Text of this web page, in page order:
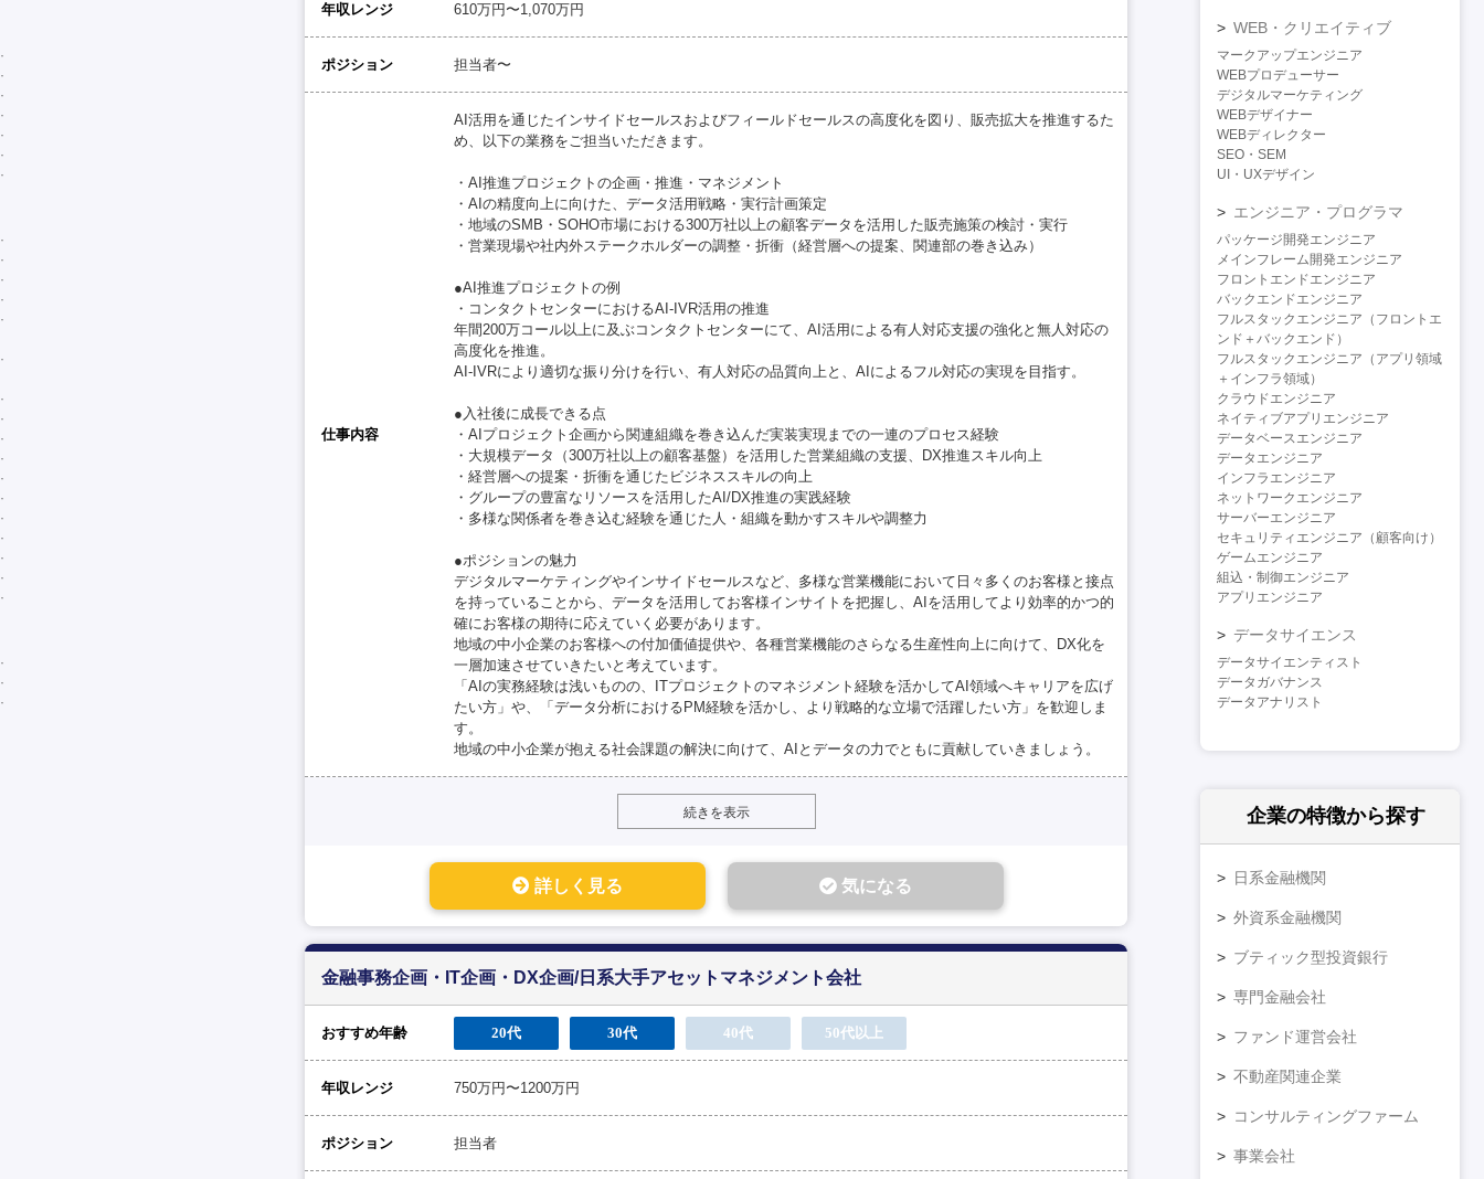
年収レンジ 610万円〜1,070万円
ポジション 担当者〜
仕事内容
AI活用を通じたインサイドセールスおよびフィールドセールスの高度化を図り、販売拡大を推進するた
め、以下の業務をご担当いただきます。
・AI推進プロジェクトの企画・推進・マネジメント
・AIの精度向上に向けた、データ活用戦略・実行計画策定
・地域のSMB・SOHO市場における300万社以上の顧客データを活用した販売施策の検討・実行
・営業現場や社内外ステークホルダーの調整・折衝（経営層への提案、関連部の巻き込み）
●AI推進プロジェクトの例
・コンタクトセンターにおけるAI-IVR活用の推進
年間200万コール以上に及ぶコンタクトセンターにて、AI活用による有人対応支援の強化と無人対応の
高度化を推進。
AI-IVRにより適切な振り分けを行い、有人対応の品質向上と、AIによるフル対応の実現を目指す。
●入社後に成長できる点
・AIプロジェクト企画から関連組織を巻き込んだ実装実現までの一連のプロセス経験
・大規模データ（300万社以上の顧客基盤）を活用した営業組織の支援、DX推進スキル向上
・経営層への提案・折衝を通じたビジネススキルの向上
・グループの豊富なリソースを活用したAI/DX推進の実践経験
・多様な関係者を巻き込む経験を通じた人・組織を動かすスキルや調整力
●ポジションの魅力
デジタルマーケティングやインサイドセールスなど、多様な営業機能において日々多くのお客様と接点
を持っていることから、データを活用してお客様インサイトを把握し、AIを活用してより効率的かつ的
確にお客様の期待に応えていく必要があります。
地域の中小企業のお客様への付加価値提供や、各種営業機能のさらなる生産性向上に向けて、DX化を
一層加速させていきたいと考えています。
「AIの実務経験は浅いものの、ITプロジェクトのマネジメント経験を活かしてAI領域へキャリアを広げ
たい方」や、「データ分析におけるPM経験を活かし、より戦略的な立場で活躍したい方」を歓迎しま
す。
地域の中小企業が抱える社会課題の解決に向けて、AIとデータの力でともに貢献していきましょう。
続きを表示
詳しく見る 気になる
金融事務企画・IT企画・DX企画/日系大手アセットマネジメント会社
おすすめ年齢 20代 30代 40代 50代以上
年収レンジ 750万円〜1200万円
ポジション 担当者
WEB・クリエイティブ
マークアップエンジニア
WEBプロデューサー
デジタルマーケティング
WEBデザイナー
WEBディレクター
SEO・SEM
UI・UXデザイン
エンジニア・プログラマ
パッケージ開発エンジニア
メインフレーム開発エンジニア
フロントエンドエンジニア
バックエンドエンジニア
フルスタックエンジニア（フロントエ
ンド＋バックエンド）
フルスタックエンジニア（アプリ領域
＋インフラ領域）
クラウドエンジニア
ネイティブアプリエンジニア
データベースエンジニア
データエンジニア
インフラエンジニア
ネットワークエンジニア
サーバーエンジニア
セキュリティエンジニア（顧客向け）
ゲームエンジニア
組込・制御エンジニア
アプリエンジニア
データサイエンス
データサイエンティスト
データガバナンス
データアナリスト
企業の特徴から探す
日系金融機関
外資系金融機関
ブティック型投資銀行
専門金融会社
ファンド運営会社
不動産関連企業
コンサルティングファーム
事業会社